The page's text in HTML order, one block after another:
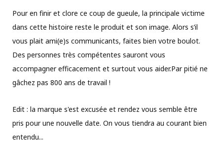
Pour en finir et clore ce coup de gueule, la principale victime
dans cette histoire reste le produit et son image. Alors s’il
vous plait ami(e)s communicants, faites bien votre boulot.
Des personnes très compétentes sauront vous
accompagner efficacement et surtout vous aider.Par pitié ne
gâchez pas 800 ans de travail !
Edit : la marque s'est excusée et rendez vous semble être
pris pour une nouvelle date. On vous tiendra au courant bien
entendu...